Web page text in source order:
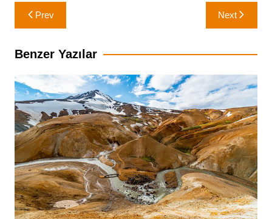
Yazı
gezinmesi
Prev Next
Benzer Yazılar